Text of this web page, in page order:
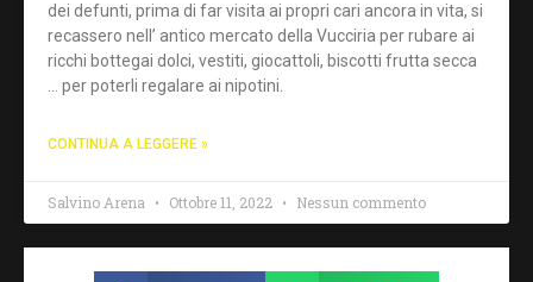
dei defunti, prima di far visita ai propri cari ancora in vita, si
recassero nell’ antico mercato della Vucciria per rubare ai
ricchi bottegai dolci, vestiti, giocattoli, biscotti frutta secca
… per poterli regalare ai nipotini.
CONTINUA A LEGGERE »
Salvino Arena Ottobre 11, 2022 Nessun commento